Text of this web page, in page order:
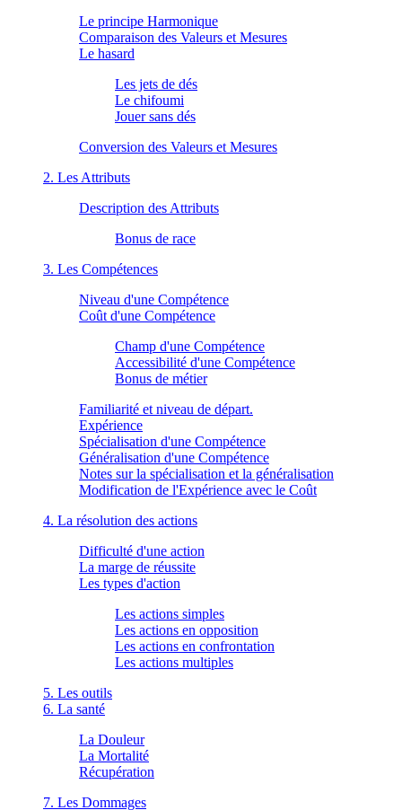
Le principe Harmonique
Comparaison des Valeurs et Mesures
Le hasard
Les jets de dés
Le chifoumi
Jouer sans dés
Conversion des Valeurs et Mesures
2. Les Attributs
Description des Attributs
Bonus de race
3. Les Compétences
Niveau d'une Compétence
Coût d'une Compétence
Champ d'une Compétence
Accessibilité d'une Compétence
Bonus de métier
Familiarité et niveau de départ.
Expérience
Spécialisation d'une Compétence
Généralisation d'une Compétence
Notes sur la spécialisation et la généralisation
Modification de l'Expérience avec le Coût
4. La résolution des actions
Difficulté d'une action
La marge de réussite
Les types d'action
Les actions simples
Les actions en opposition
Les actions en confrontation
Les actions multiples
5. Les outils
6. La santé
La Douleur
La Mortalité
Récupération
7. Les Dommages